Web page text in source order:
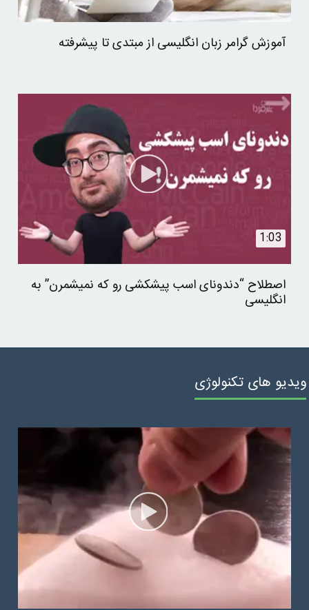
آموزش گرامر زبان انگلیسی از مبتدی تا پیشرفته
1:03
اصطلاح “دندونای اسب پیشکشی رو که نمیشمرن” به
انگلیسی
ویدیو های تکنولوژی